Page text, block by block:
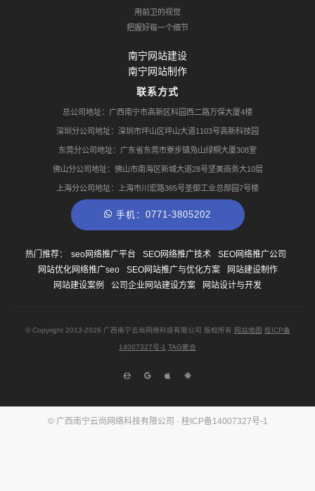
用前卫的视觉
把握好每一个细节
南宁网站建设
南宁网站制作
联系方式
总公司地址：广西南宁市高新区科园西二路万保大厦4楼
深圳分公司地址：深圳市坪山区坪山大道1103号高新科技园
东莞分公司地址：广东省东莞市寮步镇凫山绿桐大厦308室
佛山分公司地址：佛山市南海区新城大道28号坚美商务大10层
上海分公司地址：上海市川宏路365号圣御工业总部园7号楼
手机：0771-3805202
热门推荐： seo网络推广平台 SEO网络推广技术
SEO网络推广公司
网站优化网络推广seo
SEO网站推广与优化方案
网站建设制作
网站建设案例
公司企业网站建设方案 网站设计与开发
© Copyright 2013-2026 广西南宁云尚网络科技有限公司 版权所有 网站地图 桂ICP备
14007327号-1 TAG聚合
© 广西南宁云尚网络科技有限公司 · 桂ICP备14007327号-1